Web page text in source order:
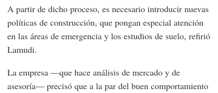
A partir de dicho proceso, es necesario introducir nuevas
políticas de construcción, que pongan especial atención
en las áreas de emergencia y los estudios de suelo, refirió
Lamudi.
La empresa ―que hace análisis de mercado y de
asesoría― precisó que a la par del buen comportamiento